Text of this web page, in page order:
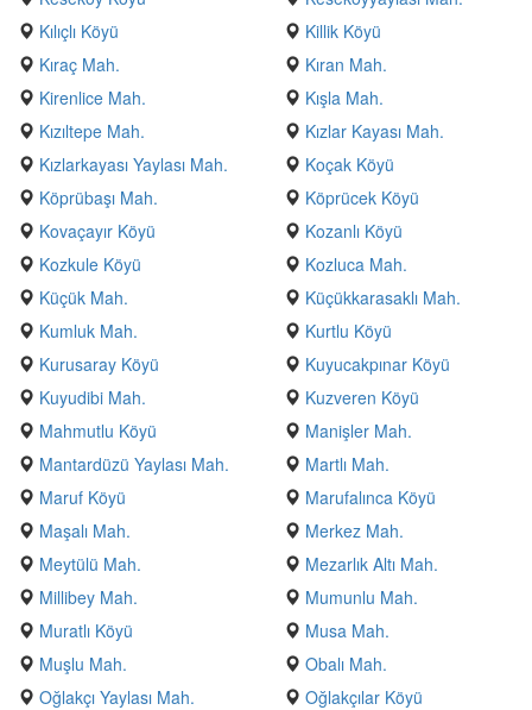
Kılıçlı Köyü
Killik Köyü
Kıraç Mah.
Kıran Mah.
Kirenlice Mah.
Kışla Mah.
Kızıltepe Mah.
Kızlar Kayası Mah.
Kızlarkayası Yaylası Mah.
Koçak Köyü
Köprübaşı Mah.
Köprücek Köyü
Kovaçayır Köyü
Kozanlı Köyü
Kozkule Köyü
Kozluca Mah.
Küçük Mah.
Küçükkarasaklı Mah.
Kumluk Mah.
Kurtlu Köyü
Kurusaray Köyü
Kuyucakpınar Köyü
Kuyudibi Mah.
Kuzveren Köyü
Mahmutlu Köyü
Manişler Mah.
Mantardüzü Yaylası Mah.
Martlı Mah.
Maruf Köyü
Marufalınca Köyü
Maşalı Mah.
Merkez Mah.
Meytülü Mah.
Mezarlık Altı Mah.
Millibey Mah.
Mumunlu Mah.
Muratlı Köyü
Musa Mah.
Muşlu Mah.
Obalı Mah.
Oğlakçı Yaylası Mah.
Oğlakçılar Köyü